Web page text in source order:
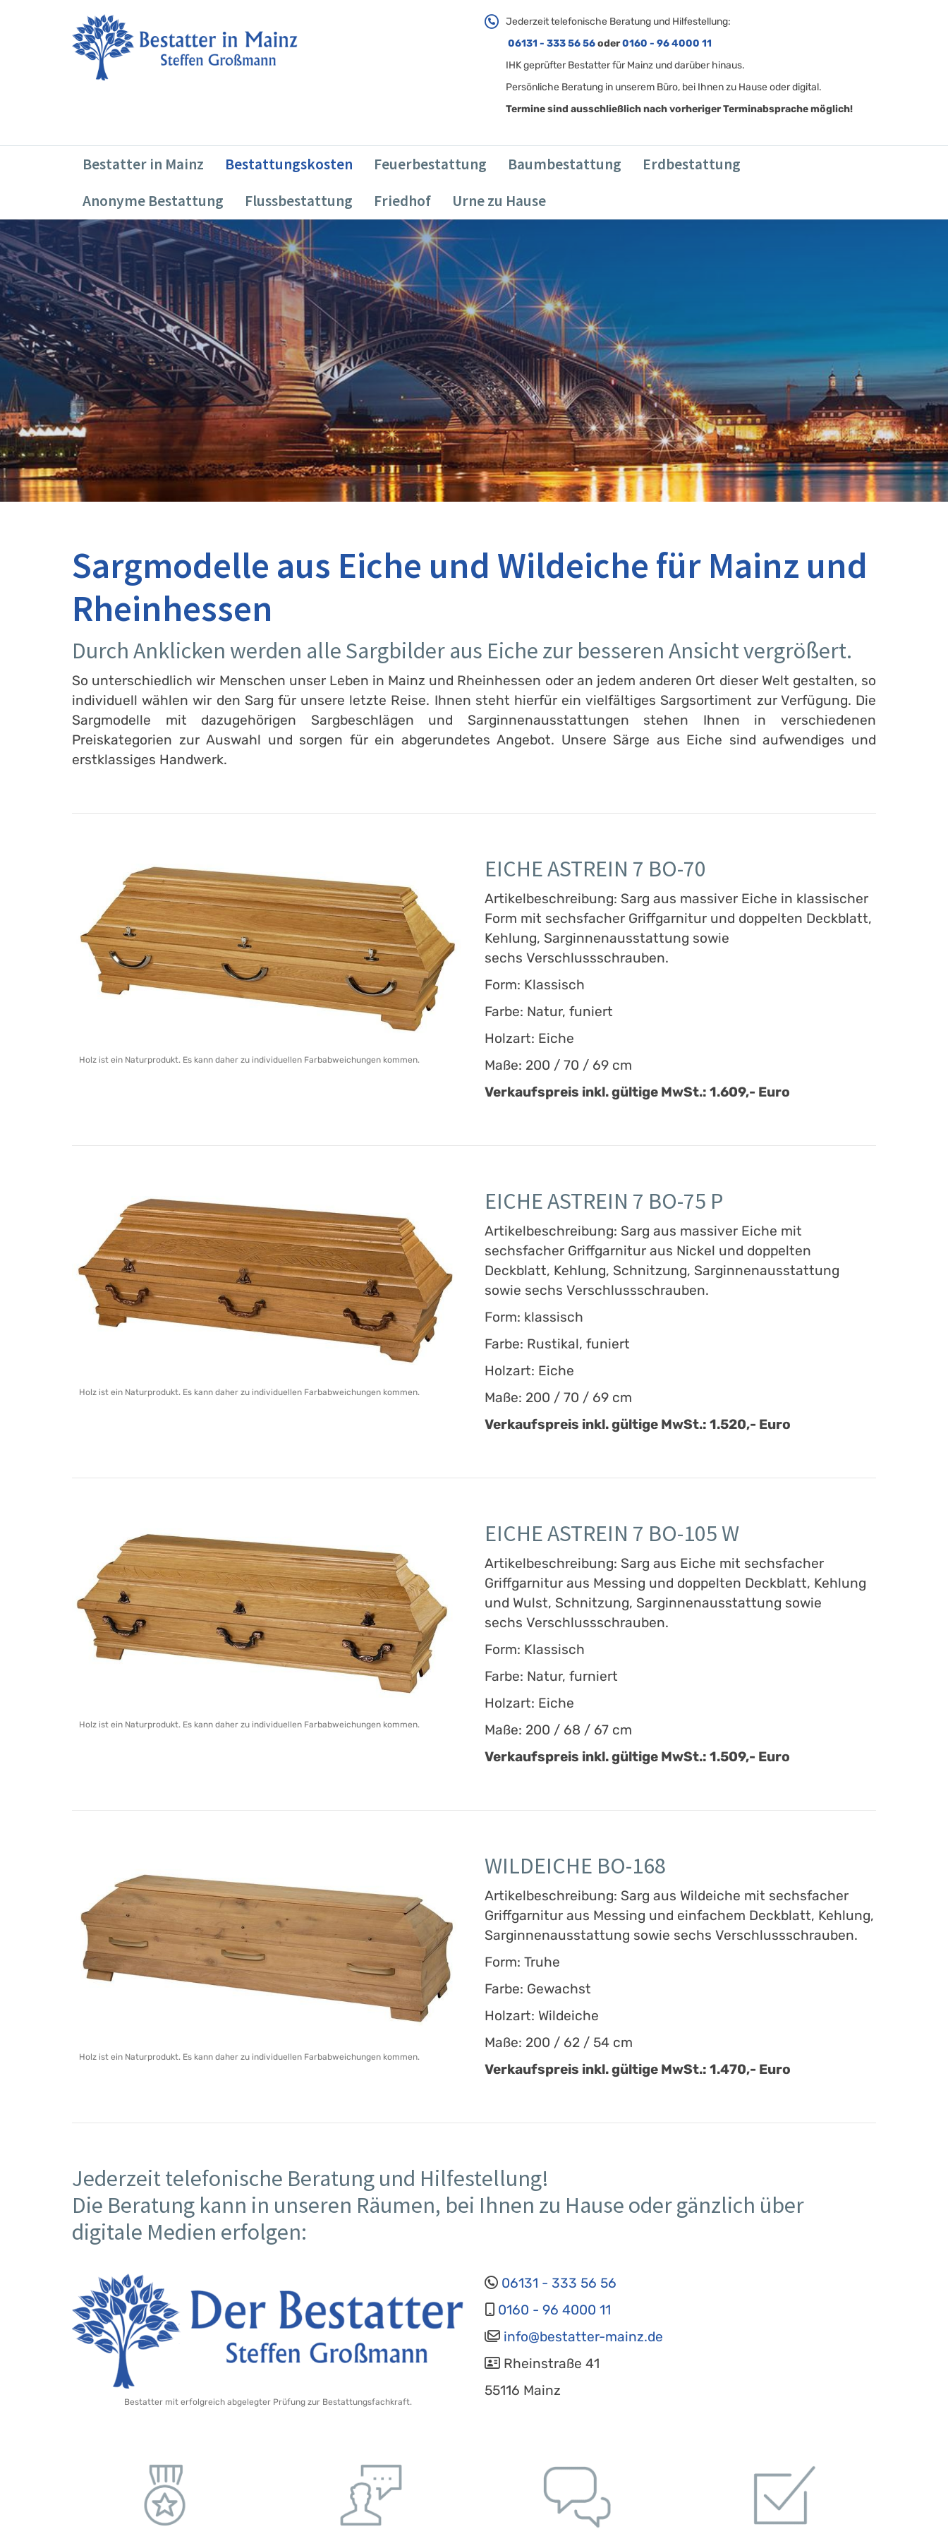
Jederzeit telefonische Beratung und Hilfestellung:
06131 - 333 56 56oder0160 - 96 4000 11
IHK geprüfter Bestatter für Mainz und darüber hinaus.
Persönliche Beratung in unserem Büro, bei Ihnen zu Hause oder digital.
Termine sind ausschließlich nach vorheriger Terminabsprache möglich!
Bestatter in Mainz Bestattungskosten Feuerbestattung Baumbestattung
Erdbestattung
Anonyme Bestattung
Flussbestattung Friedhof Urne zu Hause
Sargmodelle aus Eiche und Wildeiche für Mainz und
Rheinhessen
Durch Anklicken werden alle Sargbilder aus Eiche zur besseren Ansicht vergrößert.
So unterschiedlich wir Menschen unser Leben in Mainz und Rheinhessen oder an jedem anderen Ort dieser Welt gestalten, so
individuell wählen wir den Sarg für unsere letzte Reise. Ihnen steht hierfür ein vielfältiges Sargsortiment zur Verfügung. Die
Sargmodelle mit dazugehörigen Sargbeschlägen und Sarginnenausstattungen stehen Ihnen in verschiedenen
Preiskategorien zur Auswahl und sorgen für ein abgerundetes Angebot. Unsere Särge aus Eiche sind aufwendiges und
erstklassiges Handwerk.
Holz ist ein Naturprodukt. Es kann daher zu individuellen Farbabweichungen kommen.
EICHE ASTREIN 7 BO-70
Artikelbeschreibung: Sarg aus massiver Eiche in klassischer
Form mit sechsfacher Griffgarnitur und doppelten Deckblatt,
Kehlung, Sarginnenausstattung sowie
sechs Verschlussschrauben.
Form: Klassisch
Farbe: Natur, funiert
Holzart: Eiche
Maße: 200 / 70 / 69 cm
Verkaufspreis inkl. gültige MwSt.: 1.609,- Euro
Holz ist ein Naturprodukt. Es kann daher zu individuellen Farbabweichungen kommen.
EICHE ASTREIN 7 BO-75 P
Artikelbeschreibung: Sarg aus massiver Eiche mit
sechsfacher Griffgarnitur aus Nickel und doppelten
Deckblatt, Kehlung, Schnitzung, Sarginnenausstattung
sowie sechs Verschlussschrauben.
Form: klassisch
Farbe: Rustikal, funiert
Holzart: Eiche
Maße: 200 / 70 / 69 cm
Verkaufspreis inkl. gültige MwSt.: 1.520,- Euro
Holz ist ein Naturprodukt. Es kann daher zu individuellen Farbabweichungen kommen.
EICHE ASTREIN 7 BO-105 W
Artikelbeschreibung: Sarg aus Eiche mit sechsfacher
Griffgarnitur aus Messing und doppelten Deckblatt, Kehlung
und Wulst, Schnitzung, Sarginnenausstattung sowie
sechs Verschlussschrauben.
Form: Klassisch
Farbe: Natur, furniert
Holzart: Eiche
Maße: 200 / 68 / 67 cm
Verkaufspreis inkl. gültige MwSt.: 1.509,- Euro
Holz ist ein Naturprodukt. Es kann daher zu individuellen Farbabweichungen kommen.
WILDEICHE BO-168
Artikelbeschreibung: Sarg aus Wildeiche mit sechsfacher
Griffgarnitur aus Messing und einfachem Deckblatt, Kehlung,
Sarginnenausstattung sowie sechs Verschlussschrauben.
Form: Truhe
Farbe: Gewachst
Holzart: Wildeiche
Maße: 200 / 62 / 54 cm
Verkaufspreis inkl. gültige MwSt.: 1.470,- Euro
Jederzeit telefonische Beratung und Hilfestellung!
Die Beratung kann in unseren Räumen, bei Ihnen zu Hause oder gänzlich über
digitale Medien erfolgen:
Bestatter mit erfolgreich abgelegter Prüfung zur Bestattungsfachkraft.
06131 - 333 56 56
0160 - 96 4000 11
info@bestatter-mainz.de
Rheinstraße 41
55116 Mainz